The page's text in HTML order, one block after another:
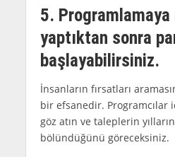
5.
yaptıktan sonra
başlayabilirsiniz.
İnsanların fırsatları
bir efsanedir. Programcılar
göz atın ve taleplerin
bölündüğünü göreceksiniz.